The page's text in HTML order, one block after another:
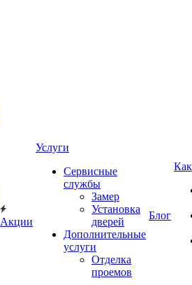
Акции
Услуги
Сервисные
службы
Замер
Установка
дверей
Дополнительные
услуги
Отделка
проемов
Блог